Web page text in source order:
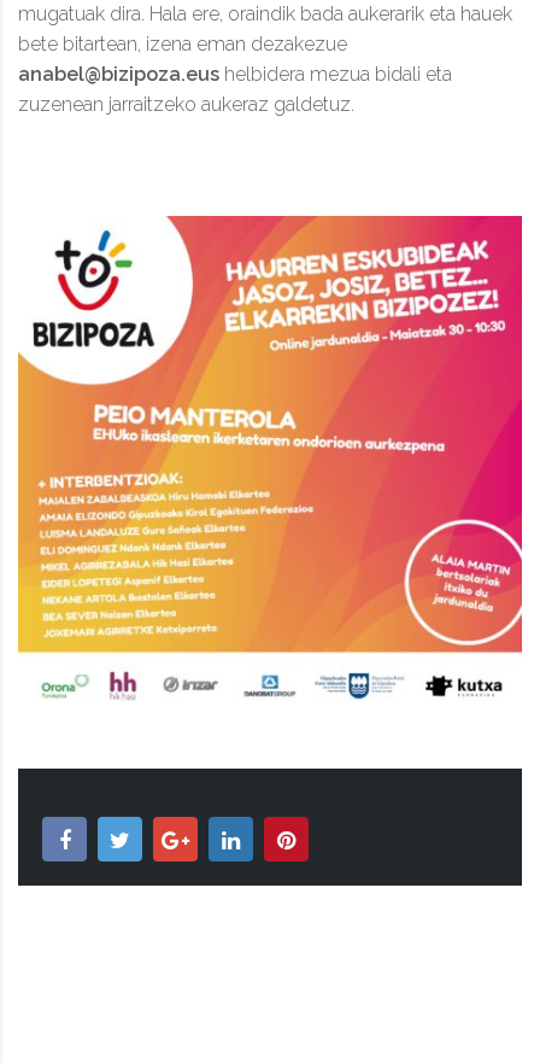
mugatuak dira. Hala ere, oraindik bada aukerarik eta hauek
bete bitartean, izena eman dezakezue
anabel@bizipoza.eus helbidera mezua bidali eta
zuzenean jarraitzeko aukeraz galdetuz.